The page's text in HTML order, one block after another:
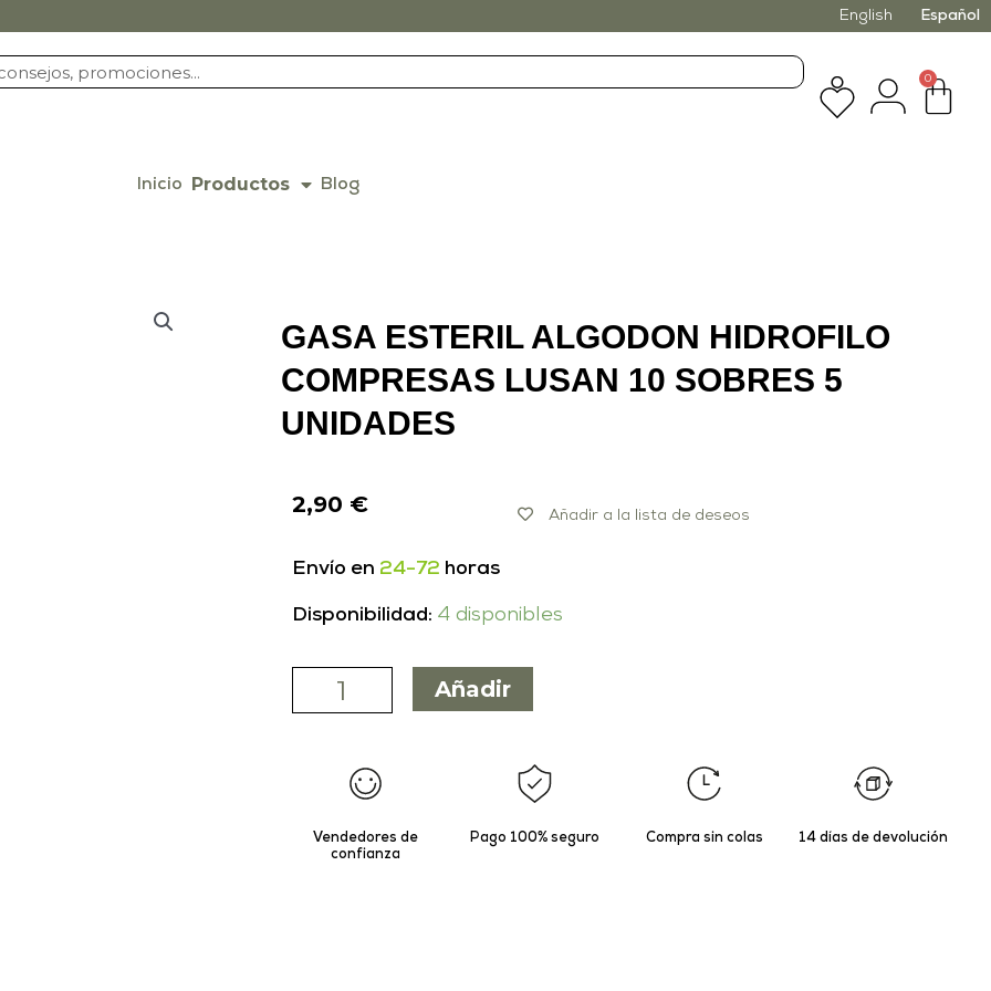
English Español
0
Inicio Productos Blog
GASA ESTERIL ALGODON HIDROFILO
COMPRESAS LUSAN 10 SOBRES 5
UNIDADES
2,90 € Añadir a la lista de deseos
Envío en 24-72 horas
Disponibilidad: 4 disponibles
Añadir
Vendedores de
confianza
Pago 100% seguro Compra sin colas 14 días de devolución